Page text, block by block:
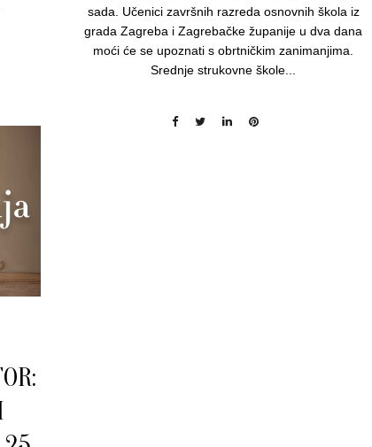
sada. Učenici završnih razreda osnovnih škola iz
grada Zagreba i Zagrebačke županije u dva dana
moći će se upoznati s obrtničkim zanimanjima.
Srednje strukovne škole...